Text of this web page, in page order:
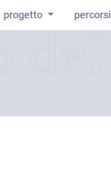
progetto percorsi
dei